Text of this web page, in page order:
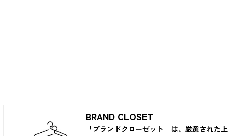
BRAND CLOSET
「ブランドクローゼット」は、厳選された上